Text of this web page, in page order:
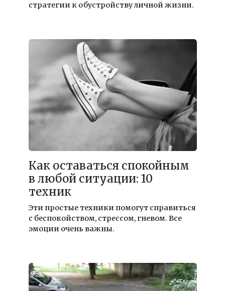
стратегии к обустройству личной жизни.
Как оставаться спокойным
в любой ситуации: 10
техник
Эти простые техники помогут справиться
с беспокойством, стрессом, гневом. Все
эмоции очень важны.